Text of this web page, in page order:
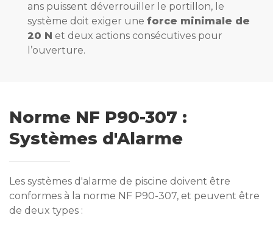
ans puissent déverrouiller le portillon, le
système doit exiger une force minimale de
20 N et deux actions consécutives pour
l’ouverture.
Norme NF P90-307 :
Systèmes d'Alarme
Les systèmes d'alarme de piscine doivent être
conformes à la norme NF P90-307, et peuvent être
de deux types :